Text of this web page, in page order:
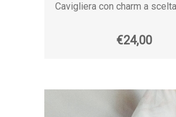
Cavigliera con charm a
€24,00